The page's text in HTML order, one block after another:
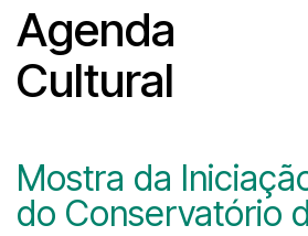
Agenda
Cultural
Mostra da
do Conservatório